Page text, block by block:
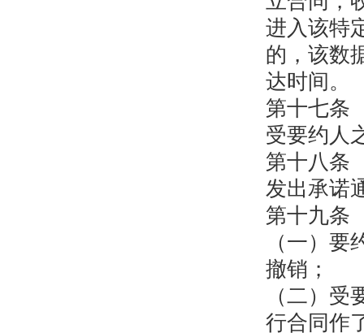
进入该特
的，该数
达时间。
第十七条
受要约人
第十八条
发出承诺
第十九条
（一）
撤销；
（二）
行合同作